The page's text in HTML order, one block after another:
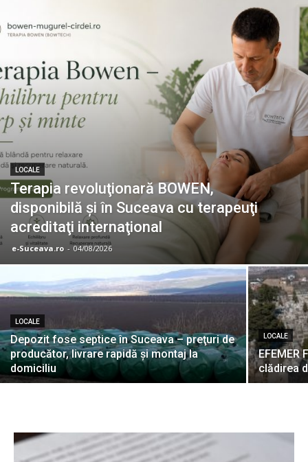
LOCALE
Terapia revoluţionară BOWEN,
disponibilă şi în Suceava cu terapeuţi
acreditaţi internaţional
e-Suceava.ro - 04/08/2026
LOCALE
Depozit fose septice în Suceava – preţuri de
producător, livrare rapidă şi montaj la
domiciliu
LOCALE
EFEMER
clădirea